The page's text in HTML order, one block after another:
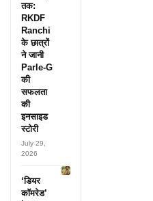
तक:
RKDF
Ranchi
के छात्रों
ने जानी
Parle-G
की
सफलता
की
इनसाइड
स्टोरी
July 29,
2026
‘डियर
कॉमरेड’